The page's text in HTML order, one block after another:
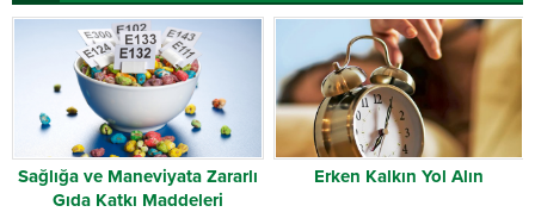
Sağlığa ve Maneviyata Zararlı
Gıda Katkı Maddeleri
Erken Kalkın Yol Alın